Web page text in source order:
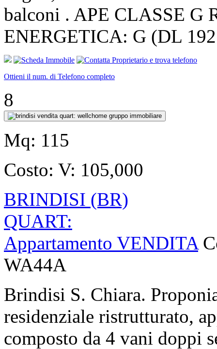
balconi . APE CLASSE G
ENERGETICA: G (DL
Ottieni il num. di Telefono completo
8
Mq: 115
Costo: V: 105,000
BRINDISI (BR)
QUART:
Appartamento VENDITA
WA44A
Brindisi S. Chiara.
residenziale ristrutturato,
composto da 4 vani doppi